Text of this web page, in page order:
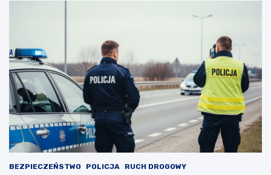
BEZPIECZEŃSTWO POLICJA RUCH DROGOWY